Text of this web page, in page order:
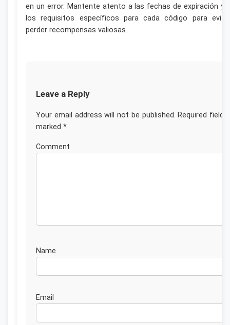
en un error. Mantente atento a las fechas de expiración y
los requisitos específicos para cada código para
perder recompensas valiosas.
Leave a Reply
Your email address will not be published. Required fields
marked *